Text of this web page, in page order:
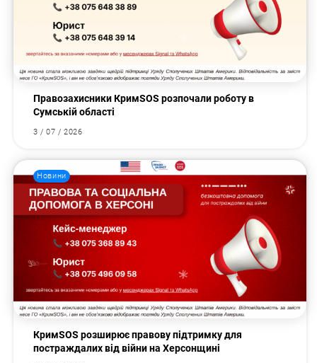
Правозахисники КримSOS розпочали роботу в
Сумській області
3 / 07 / 2026
Новини
КримSOS розширює правову підтримку для
постраждалих від війни на Херсонщині